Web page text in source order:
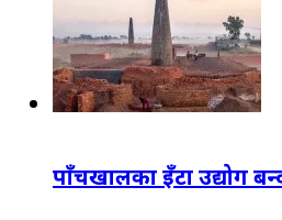
पाँचखालका इँटा उद्योग